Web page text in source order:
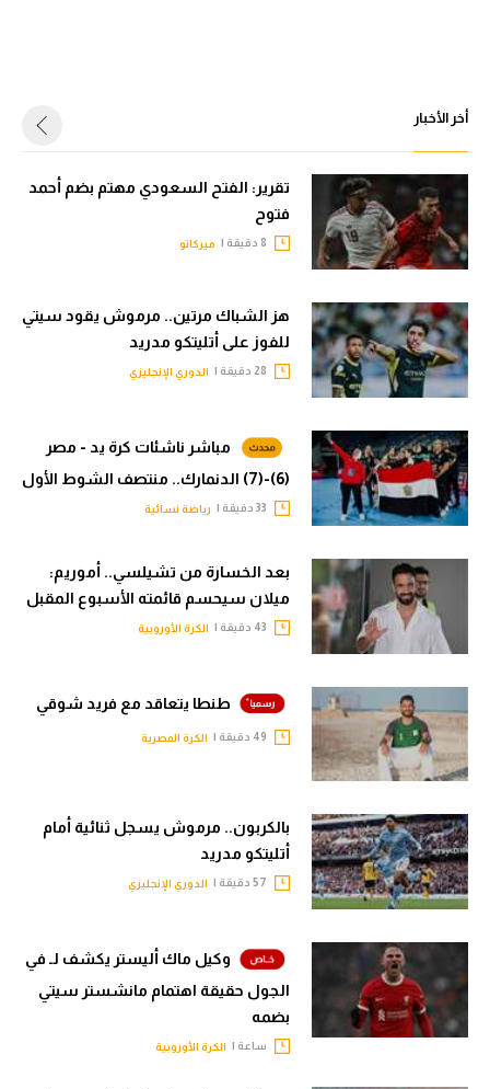
أخر الأخبار
تقرير: الفتح السعودي مهتم بضم أحمد
فتوح
ميركاتو
هز الشباك مرتين.. مرموش يقود سيتي
للفوز على أتليتكو مدريد
الدوري الإنجليزي
مباشر ناشئات كرة يد - مصر
(6)-(7) الدنمارك.. منتصف الشوط الأول
رياضة نسائية
بعد الخسارة من تشيلسي.. أموريم:
ميلان سيحسم قائمته الأسبوع المقبل
الكرة الأوروبية
طنطا يتعاقد مع فريد شوقي
الكرة المصرية
بالكربون.. مرموش يسجل ثنائية أمام
أتليتكو مدريد
الدوري الإنجليزي
وكيل ماك أليستر يكشف لـ في
الجول حقيقة اهتمام مانشستر سيتي
بضمه
ساعة | الكرة الأوروبية